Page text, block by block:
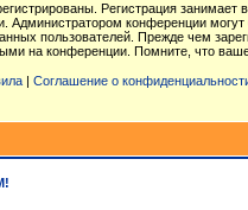
Регистрация занимает
Администратором конференции
пользователей. Прежде чем
на конференции. Помните, что
| Соглашение о